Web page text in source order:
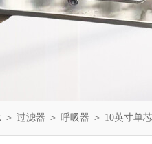
＞ 过滤器 ＞ 呼吸器 ＞ 10英寸单